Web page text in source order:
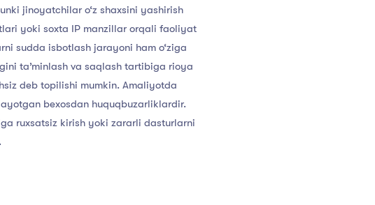
jinoyatchilar o‘z shaxsini yashirish
yoki soxta IP manzillar orqali faoliyat
sudda isbotlash jarayoni ham o‘ziga
ta’minlash va saqlash tartibiga rioya
deb topilishi mumkin. Amaliyotda
bexosdan huquqbuzarliklardir.
ruxsatsiz kirish yoki zararli dasturlarni